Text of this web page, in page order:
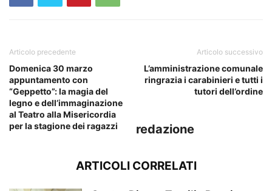
Articolo precedente
Domenica 30 marzo
appuntamento con
“Geppetto”: la magia del
legno e dell’immaginazione
al Teatro alla Misericordia
per la stagione dei ragazzi
Articolo successivo
L’amministrazione comunale
ringrazia i carabinieri e tutti i
tutori dell’ordine
redazione
ARTICOLI CORRELATI